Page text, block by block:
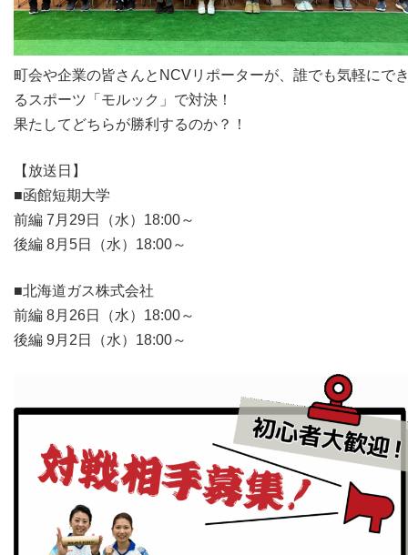
町会や企業の皆さんとNCVリポーターが、誰でも気軽にで
るスポーツ「モルック」で対決！
果たしてどちらが勝利するのか？！
【放送日】
■函館短期大学
前編 7月29日（水）18:00～
後編 8月5日（水）18:00～
■北海道ガス株式会社
前編 8月26日（水）18:00～
後編 9月2日（水）18:00～